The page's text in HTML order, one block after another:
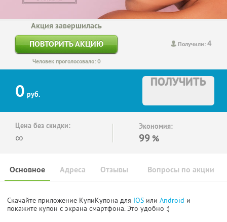
Получили:4
Акция завершилась
ПОВТОРИТЬ АКЦИЮ
Человек проголосовало: 0
0 руб.
ПОЛУЧИТЬ
Цена без скидки:
∞
Экономия:
99 %
Основное Отзывы Вопросы по акции
Адреса
Скачайте приложение КупиКупона для IOS или Android и
покажите купон с экрана смартфона. Это удобно :)